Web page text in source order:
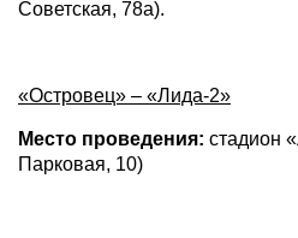
Советская, 78а).
«Островец» – «Лида-2»
Место проведения: стадион
Парковая, 10)